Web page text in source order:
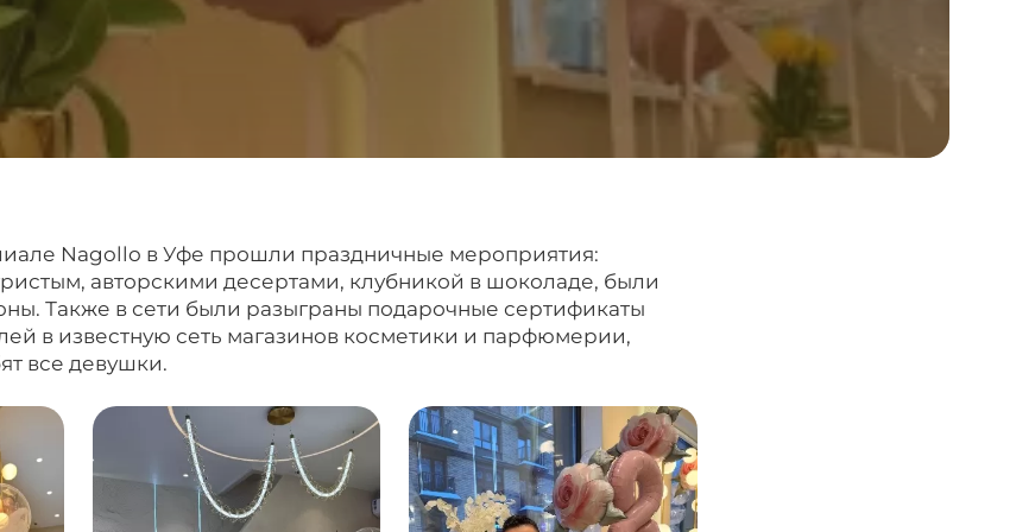
Nagollo в Уфе прошли праздничные мероприятия:
авторскими десертами, клубникой в шоколаде, были
Также в сети были разыграны подарочные сертификаты
в известную сеть магазинов косметики и парфюмерии,
все девушки.